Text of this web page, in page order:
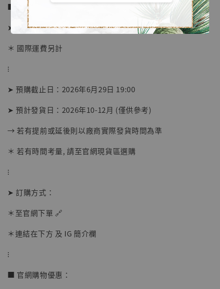
【店內現貨】海賊王 系列蒐藏雕像 布魯克達
NT$ 1,870
■ 販售資訊 (NT$)：
➤ 價格 7580元 (訂金5000)
＊ 國際運費另計
⁝
➤ 預購截止日：2026年6月29日 19:00
➤ 預計發貨日：2026年10-12月 (僅供參考)
→ 若有提前或延後則以廠商實際發貨時間為準
＊ 若有時間考量, 請至官網現貨區選購
⁝
➤ 訂購方式：
＊至官網下單 🔗
＊連結在下方 及 IG 簡介欄
⁝
■ 官網購物優惠：